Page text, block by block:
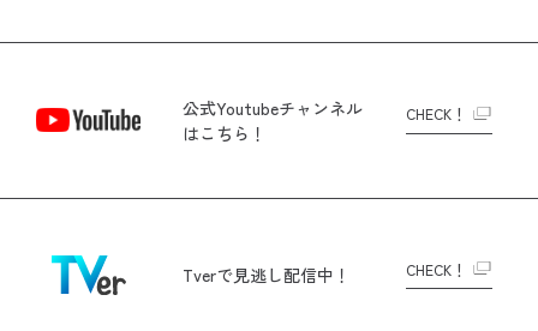
公式Youtubeチャンネル
はこちら！
CHECK！
Tverで見逃し配信中！ CHECK！